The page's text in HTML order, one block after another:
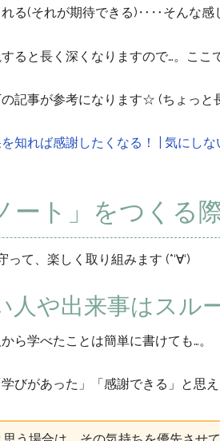
る(それが期待できる)‥‥そんな感
ると長く深くなりますので…。ここ
記事が参考になります☆ (ちょっと
知れば感謝したくなる！ | 気にし
ート」をつくる
て、楽しく取り組みます (*‘∀‘)
人や出来事はスル
ら学べたことは簡単に書けても…。
びがあった」「感謝できる」と思え